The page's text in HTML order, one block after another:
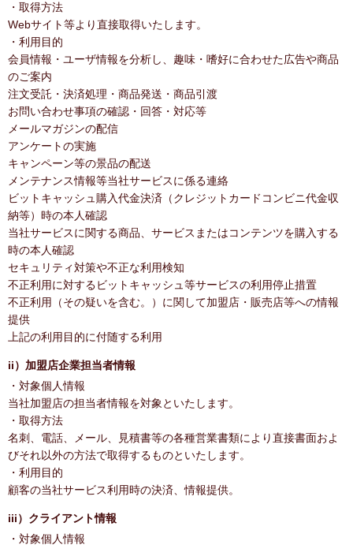
・取得方法
Webサイト等より直接取得いたします。
・利用目的
会員情報・ユーザ情報を分析し、趣味・嗜好に合わせた広告や商品
のご案内
注文受託・決済処理・商品発送・商品引渡
お問い合わせ事項の確認・回答・対応等
メールマガジンの配信
アンケートの実施
キャンペーン等の景品の配送
メンテナンス情報等当社サービスに係る連絡
ビットキャッシュ購入代金決済（クレジットカードコンビニ代金収
納等）時の本人確認
当社サービスに関する商品、サービスまたはコンテンツを購入する
時の本人確認
セキュリティ対策や不正な利用検知
不正利用に対するビットキャッシュ等サービスの利用停止措置
不正利用（その疑いを含む。）に関して加盟店・販売店等への情報
提供
上記の利用目的に付随する利用
ii）加盟店企業担当者情報
・対象個人情報
当社加盟店の担当者情報を対象といたします。
・取得方法
名刺、電話、メール、見積書等の各種営業書類により直接書面およ
びそれ以外の方法で取得するものといたします。
・利用目的
顧客の当社サービス利用時の決済、情報提供。
iii）クライアント情報
・対象個人情報